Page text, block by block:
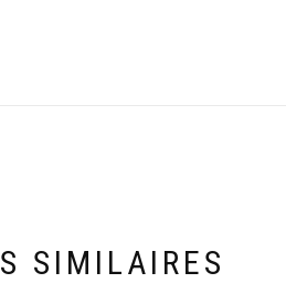
SIMILAIRES